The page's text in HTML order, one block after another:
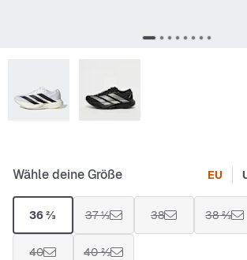
Wähle deine Größe EU
36 ⅔ 37 ⅓ 38 38 ⅔
40 40 ⅔